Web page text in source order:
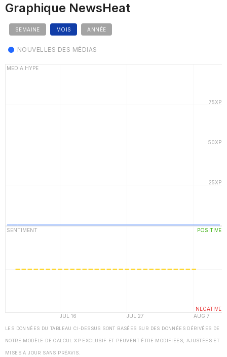
Graphique NewsHeat
SEMAINE MOIS ANNÉE
NOUVELLES DES MÉDIAS
LES DONNÉES DU TABLEAU CI-DESSUS SONT BASÉES SUR DES DONNÉES DÉRIVÉES DE
NOTRE MODÈLE DE CALCUL XP EXCLUSIF ET PEUVENT ÊTRE MODIFIÉES, AJUSTÉES ET
MISES À JOUR SANS PRÉAVIS.